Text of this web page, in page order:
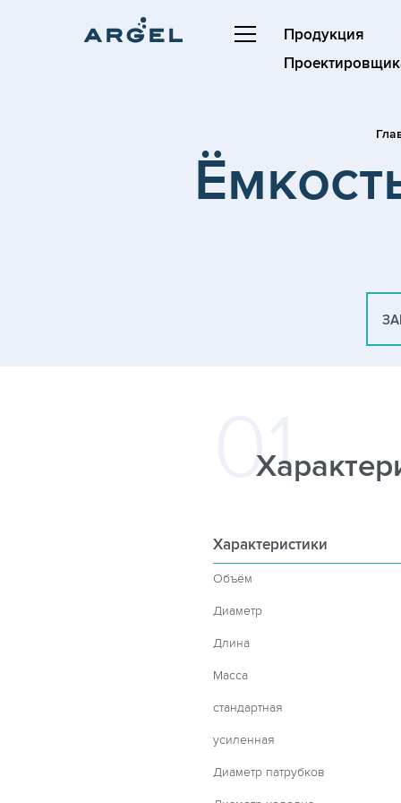
Продукция
Характеристики
Объём
Диаметр
Длина
Масса
стандартная
усиленная
Диаметр патрубков